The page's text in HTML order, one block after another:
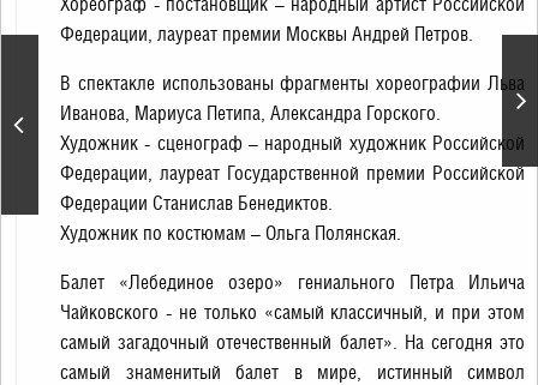
Государственный
Академический Театр
Классического Балета
В.Василева
Федерации, лауреат премии Москвы Андрей Петров.
В спектакле использованы фрагменты хореографии Льва
Иванова, Мариуса Петипа, Александра Горского.
Художник - сценограф – народный художник Российской
Федерации, лауреат Государственной премии Российской
Федерации Станислав Бенедиктов.
Художник по костюмам – Ольга Полянская.
Балет «Лебединое озеро» гениального Петра Ильича
Чайковского - не только «самый классичный, и при этом
самый загадочный отечественный балет». На сегодня это
самый знаменитый балет в мире, истинный символ